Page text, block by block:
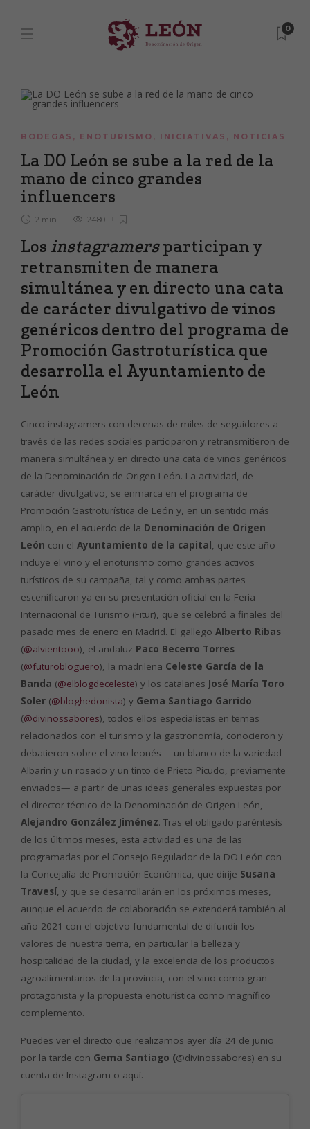
0
BODEGAS , ENOTURISMO , INICIATIVAS , NOTICIAS
La DO León se sube a la red de la
mano de cinco grandes
influencers
2 min 2480
Los instagramersparticipan y
retransmiten de manera
simultánea y en directo una cata
de carácter divulgativo de vinos
genéricos dentro del programa de
Promoción Gastroturística que
desarrolla el Ayuntamiento de
León
Cinco instagramers con decenas de miles de seguidores a
través de las redes sociales participaron y retransmitieron de
manera simultánea y en directo una cata de vinos genéricos
de la Denominación de Origen León. La actividad, de
carácter divulgativo, se enmarca en el programa de
Promoción Gastroturística de León y, en un sentido más
amplio, en el acuerdo de la Denominación de Origen
León con el Ayuntamiento de la capital, que este año
incluye el vino y el enoturismo como grandes activos
turísticos de su campaña, tal y como ambas partes
escenificaron ya en su presentación oficial en la Feria
Internacional de Turismo (Fitur), que se celebró a finales del
pasado mes de enero en Madrid. El gallego Alberto Ribas
(@alvientooo), el andaluz Paco Becerro Torres
(@futurobloguero), la madrileña Celeste García de la
Banda (@elblogdeceleste) y los catalanes José María Toro
Soler (@bloghedonista) y Gema Santiago Garrido
(@divinossabores), todos ellos especialistas en temas
relacionados con el turismo y la gastronomía, conocieron y
debatieron sobre el vino leonés —un blanco de la variedad
Albarín y un rosado y un tinto de Prieto Picudo, previamente
enviados— a partir de unas ideas generales expuestas por
el director técnico de la Denominación de Origen León,
Alejandro González Jiménez. Tras el obligado paréntesis
de los últimos meses, esta actividad es una de las
programadas por el Consejo Regulador de la DO León con
la Concejalía de Promoción Económica, que dirije Susana
Travesí, y que se desarrollarán en los próximos meses,
aunque el acuerdo de colaboración se extenderá también al
año 2021 con el objetivo fundamental de difundir los
valores de nuestra tierra, en particular la belleza y
hospitalidad de la ciudad, y la excelencia de los productos
agroalimentarios de la provincia, con el vino como gran
protagonista y la propuesta enoturística como magnífico
complemento.
Puedes ver el directo que realizamos ayer día 24 de junio
por la tarde con Gema Santiago (@divinossabores) en su
cuenta de Instagram o aquí.